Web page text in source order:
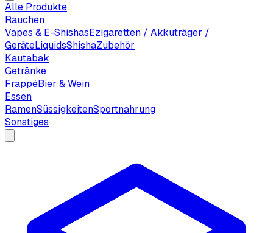
Alle Produkte
Rauchen
Vapes & E-ShishasEzigaretten / Akkuträger /
GeräteLiquidsShishaZubehör
Kautabak
Getränke
FrappéBier & Wein
Essen
RamenSüssigkeitenSportnahrung
Sonstiges